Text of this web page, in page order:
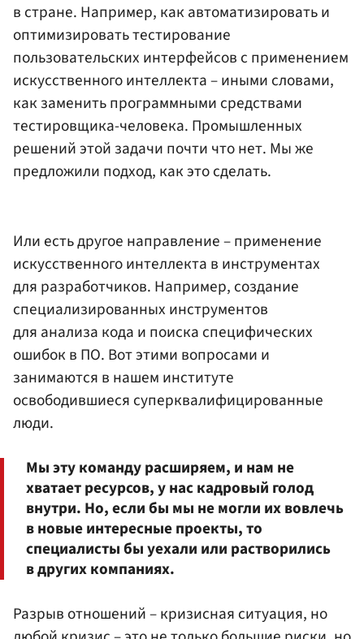
в стране. Например, как автоматизировать и
оптимизировать тестирование
пользовательских интерфейсов с применением
искусственного интеллекта – иными словами,
как заменить программными средствами
тестировщика-человека. Промышленных
решений этой задачи почти что нет. Мы же
предложили подход, как это сделать.
Или есть другое направление – применение
искусственного интеллекта в инструментах
для разработчиков. Например, создание
специализированных инструментов
для анализа кода и поиска специфических
ошибок в ПО. Вот этими вопросами и
занимаются в нашем институте
освободившиеся суперквалифицированные
люди.
Мы эту команду расширяем, и нам не
хватает ресурсов, у нас кадровый голод
внутри. Но, если бы мы не могли их вовлечь
в новые интересные проекты, то
специалисты бы уехали или растворились
в других компаниях.
Разрыв отношений – кризисная ситуация, но